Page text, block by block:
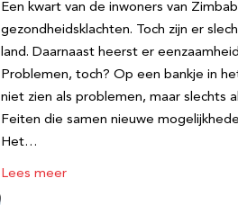
Een kwart van de inwoners van
gezondheidsklachten. Toch zijn er
land. Daarnaast heerst er
Problemen, toch? Op een bankje in
niet zien als problemen, maar slechts
Feiten die samen nieuwe
Het…
Lees meer